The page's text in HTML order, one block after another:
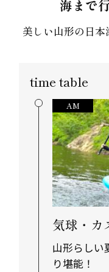
海まで
美しい山形の日
time table
AM
気球・カ
山形らしい
り堪能！